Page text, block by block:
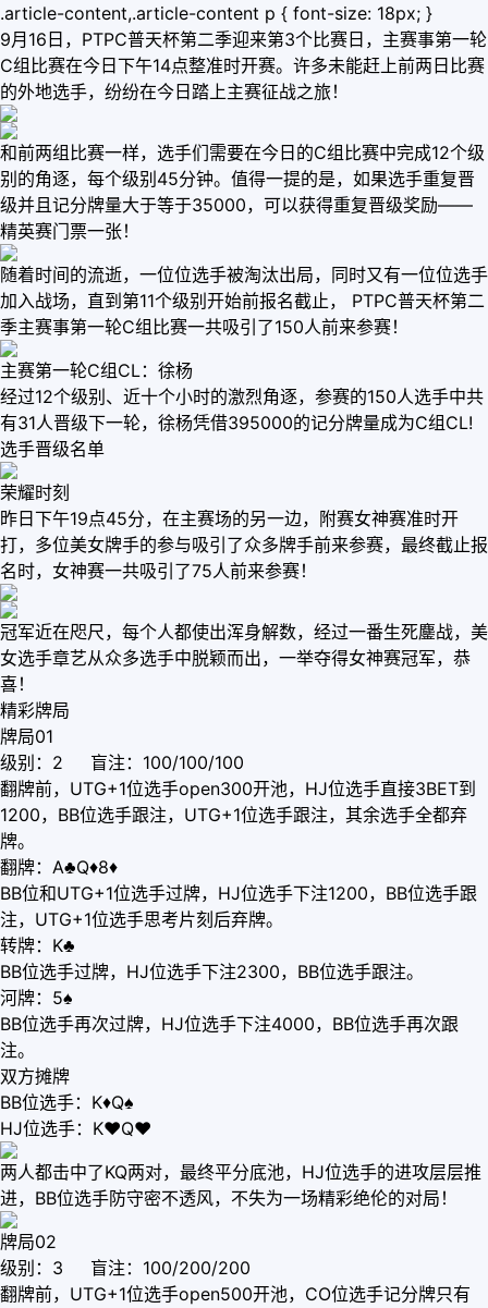
.article-content,.article-content p { font-size: 18px; }
9月16日，PTPC普天杯第二季迎来第3个比赛日，主赛事第一轮
C组比赛在今日下午14点整准时开赛。许多未能赶上前两日比赛
的外地选手，纷纷在今日踏上主赛征战之旅！
和前两组比赛一样，选手们需要在今日的C组比赛中完成12个级
别的角逐，每个级别45分钟。值得一提的是，如果选手重复晋
级并且记分牌量大于等于35000，可以获得重复晋级奖励——
精英赛门票一张！
随着时间的流逝，一位位选手被淘汰出局，同时又有一位位选手
加入战场，直到第11个级别开始前报名截止， PTPC普天杯第二
季主赛事第一轮C组比赛一共吸引了150人前来参赛！
主赛第一轮C组CL：徐杨
经过12个级别、近十个小时的激烈角逐，参赛的150人选手中共
有31人晋级下一轮，徐杨凭借395000的记分牌量成为C组CL!
选手晋级名单
荣耀时刻
昨日下午19点45分，在主赛场的另一边，附赛女神赛准时开
打，多位美女牌手的参与吸引了众多牌手前来参赛，最终截止报
名时，女神赛一共吸引了75人前来参赛！
冠军近在咫尺，每个人都使出浑身解数，经过一番生死鏖战，美
女选手章艺从众多选手中脱颖而出，一举夺得女神赛冠军，恭
喜！
精彩牌局
牌局01
级别：2 盲注：100/100/100
翻牌前，UTG+1位选手open300开池，HJ位选手直接3BET到
1200，BB位选手跟注，UTG+1位选手跟注，其余选手全都弃
牌。
翻牌：A♣Q♦8♦
BB位和UTG+1位选手过牌，HJ位选手下注1200，BB位选手跟
注，UTG+1位选手思考片刻后弃牌。
转牌：K♣
BB位选手过牌，HJ位选手下注2300，BB位选手跟注。
河牌：5♠
BB位选手再次过牌，HJ位选手下注4000，BB位选手再次跟
注。
双方摊牌
BB位选手：K♦Q♠
HJ位选手：K♥Q♥
两人都击中了KQ两对，最终平分底池，HJ位选手的进攻层层推
进，BB位选手防守密不透风，不失为一场精彩绝伦的对局！
牌局02
级别：3 盲注：100/200/200
翻牌前，UTG+1位选手open500开池，CO位选手记分牌只有